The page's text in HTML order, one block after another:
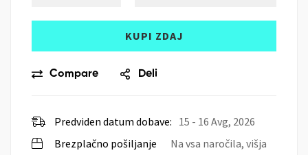
KUPI ZDAJ
Compare Deli
Predviden datum dobave: 15 - 16 Avg, 2026
Brezplačno pošiljanje
Na vsa naročila, višja